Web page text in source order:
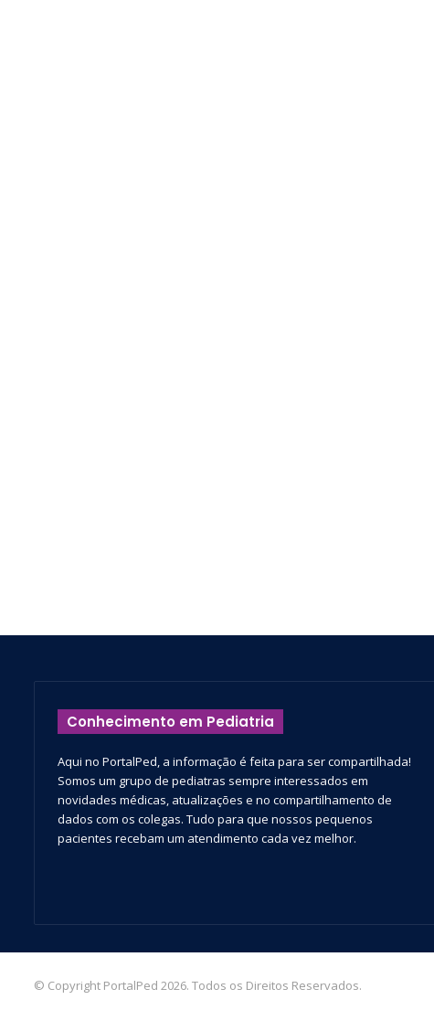
Conhecimento em Pediatria
Aqui no PortalPed, a informação é feita para ser compartilhada!
Somos um grupo de pediatras sempre interessados em
novidades médicas, atualizações e no compartilhamento de
dados com os colegas. Tudo para que nossos pequenos
pacientes recebam um atendimento cada vez melhor.
© Copyright PortalPed 2026. Todos os Direitos Reservados.